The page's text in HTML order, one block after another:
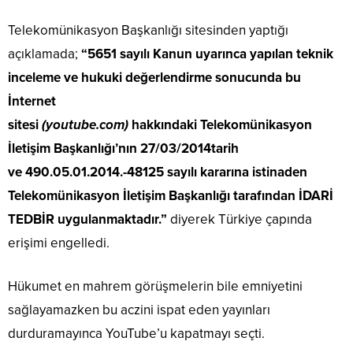
Telekomünikasyon Başkanlığı sitesinden yaptığı
açıklamada; “5651 sayılı Kanun uyarınca yapılan teknik
inceleme ve hukuki değerlendirme sonucunda bu
İnternet
sitesi(youtube.com) hakkındaki Telekomünikasyon
İletişim Başkanlığı’nın 27/03/2014tarih
ve 490.05.01.2014.-48125 sayılı kararına istinaden
Telekomünikasyon İletişim Başkanlığı tarafından İDARİ
TEDBİR uygulanmaktadır.” diyerek Türkiye çapında
erişimi engelledi.
Hükumet en mahrem görüşmelerin bile emniyetini
sağlayamazken bu aczini ispat eden yayınları
durduramayınca YouTube’u kapatmayı seçti.